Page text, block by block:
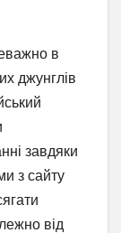
в
джунглів
завдяки
з сайту
від